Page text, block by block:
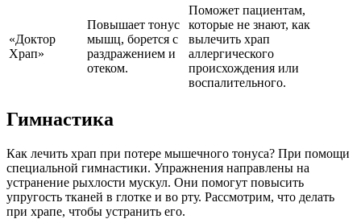
«Доктор
Храп»
Повышает тонус
мышц, борется с
раздражением и
отеком.
Поможет пациентам,
которые не знают, как
вылечить храп
аллергического
происхождения или
воспалительного.
Гимнастика
Как лечить храп при потере мышечного тонуса? При помощи
специальной гимнастики. Упражнения направлены на
устранение рыхлости мускул. Они помогут повысить
упругость тканей в глотке и во рту. Рассмотрим, что делать
при храпе, чтобы устранить его.